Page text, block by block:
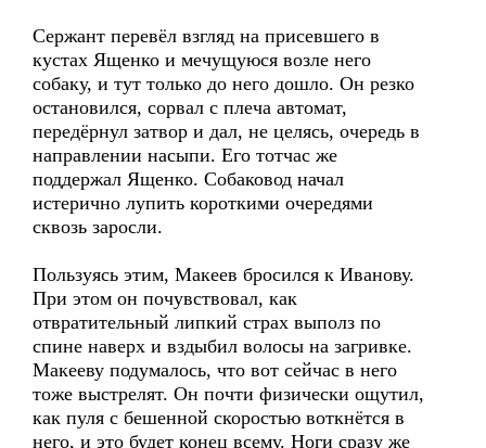
Сержант перевёл взгляд на присевшего в
кустах Ященко и мечущуюся возле него
собаку, и тут только до него дошло. Он резко
остановился, сорвал с плеча автомат,
передёрнул затвор и дал, не целясь, очередь в
направлении насыпи. Его тотчас же
поддержал Ященко. Собаковод начал
истерично лупить короткими очередями
сквозь заросли.
Пользуясь этим, Макеев бросился к Иванову.
При этом он почувствовал, как
отвратительный липкий страх выполз по
спине наверх и вздыбил волосы на загривке.
Макееву подумалось, что вот сейчас в него
тоже выстрелят. Он почти физически ощутил,
как пуля с бешенной скоростью воткнётся в
него, и это будет конец всему. Ноги сразу же